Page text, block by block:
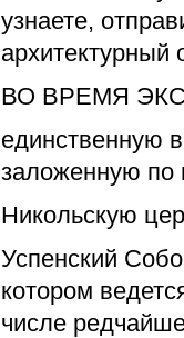
узнаете,
архитектурный
ВО ВРЕМЯ
единственную
заложенную по
Никольскую
Успенский
котором
числе